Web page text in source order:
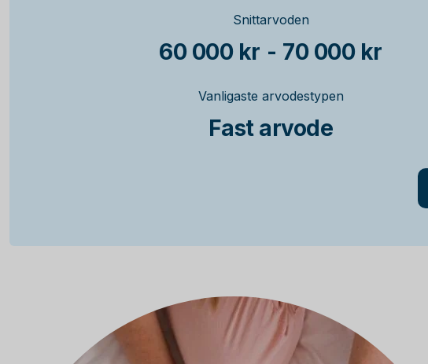
Snittarvoden
60 000 kr - 70 000 kr
Vanligaste arvodestypen
Fast arvode